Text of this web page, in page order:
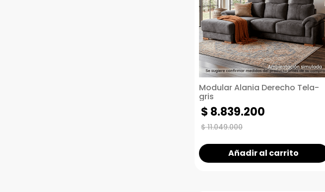
Modular Alania Derecho Tela-
gris
$ 11.049.000
$ 8.839.200
Añadir al carrito